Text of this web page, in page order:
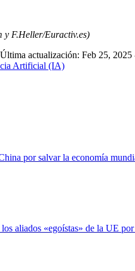
y F.Heller/Euractiv.es)
Última actualización: Feb 25, 2025
Artificial (IA)
por salvar la economía
aliados «egoístas» de la UE